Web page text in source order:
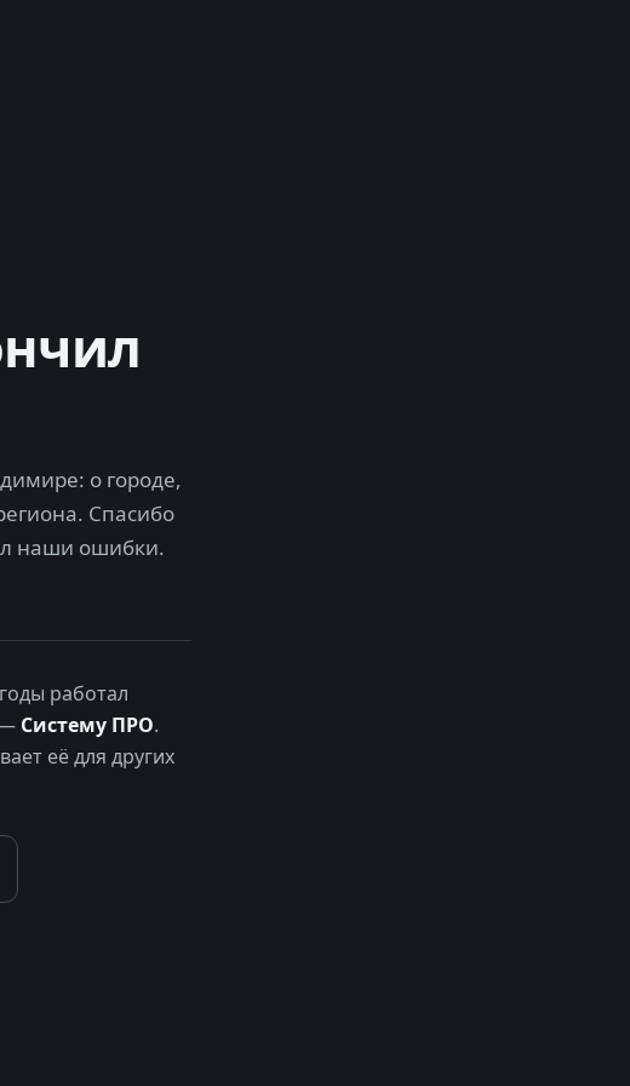
о городе,
Спасибо
наши ошибки.
работал
Систему ПРО.
её для других